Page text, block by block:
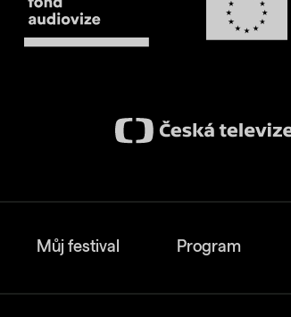
Můj festival Program